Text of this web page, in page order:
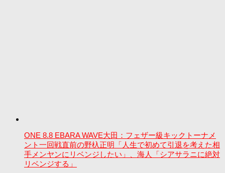
ONE 8.8 EBARA WAVE大田：フェザー級キックトーナメ
ント一回戦直前の野杁正明「人生で初めて引退を考えた相
手メンヤンにリベンジしたい」、海人「シアサラニに絶対
リベンジする」